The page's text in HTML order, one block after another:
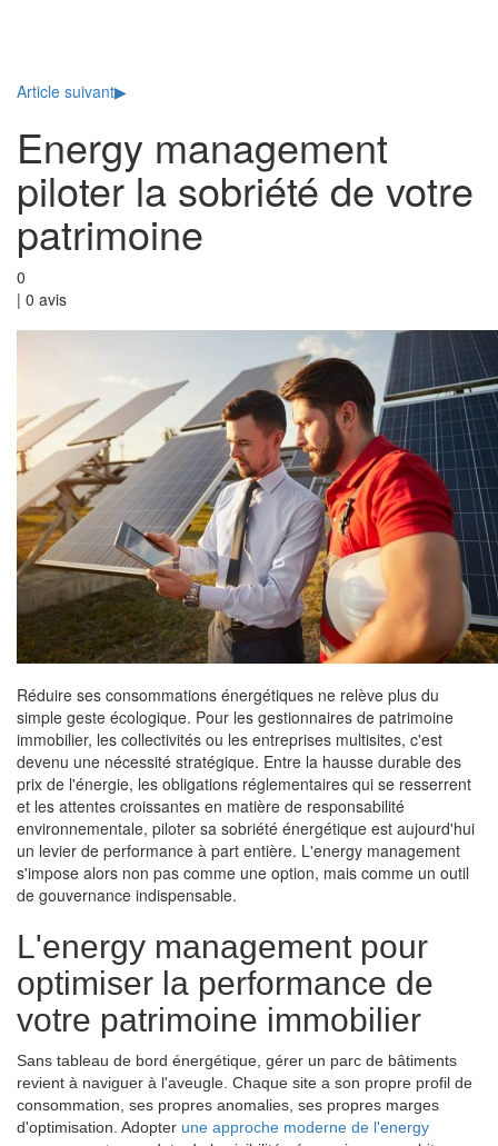
Article suivant▶
Energy management
piloter la sobriété de votre
patrimoine
0
| 0 avis
Réduire ses consommations énergétiques ne relève plus du
simple geste écologique. Pour les gestionnaires de patrimoine
immobilier, les collectivités ou les entreprises multisites, c'est
devenu une nécessité stratégique. Entre la hausse durable des
prix de l'énergie, les obligations réglementaires qui se resserrent
et les attentes croissantes en matière de responsabilité
environnementale, piloter sa sobriété énergétique est aujourd'hui
un levier de performance à part entière. L'energy management
s'impose alors non pas comme une option, mais comme un outil
de gouvernance indispensable.
L'energy management pour
optimiser la performance de
votre patrimoine immobilier
Sans tableau de bord énergétique, gérer un parc de bâtiments
revient à naviguer à l'aveugle. Chaque site a son propre profil de
consommation, ses propres anomalies, ses propres marges
d'optimisation. Adopter une approche moderne de l'energy